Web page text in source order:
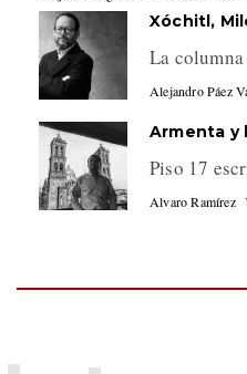
Xóchitl,
La
Alejandro Páez
Armenta y
Piso 17
Alvaro Ramírez